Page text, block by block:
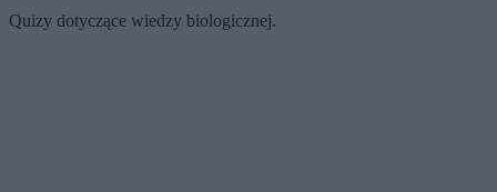
Quizy dotyczące wiedzy biologicznej.